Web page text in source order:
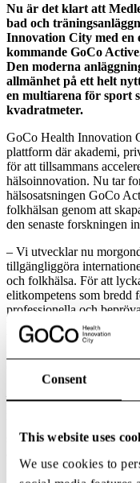
Consent
This website uses
We use cookies to
Nu är det klart att
bad och
Innovation City med en
kommande GoCo
Den moderna
allmänhet på ett helt
en multiarena för sport
kvadratmeter.
GoCo Health Innovation
plattform där akademi,
för att tillsammans
hälsoinnovation. Nu tar
hälsosatsningen GoCo
folkhälsan genom att
den senaste forskningen
– Vi utvecklar nu
tillgängliggöra
och folkhälsa. För att
elitkompetens som bredd
professionella och
tillsammans med VD
bland annat fyra SM-
science-branschen,
Det blir en otroligt